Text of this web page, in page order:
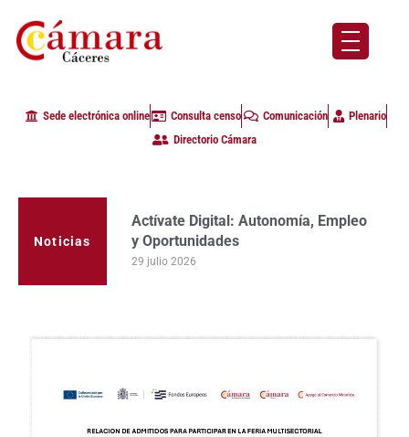
Sede electrónica online Consulta censo Comunicación
Plenario
Directorio Cámara
Noticias
Actívate Digital: Autonomía, Empleo
y Oportunidades
29 julio 2026